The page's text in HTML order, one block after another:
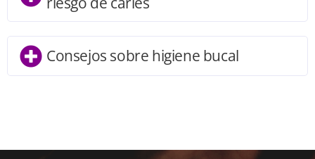
Consejos sobre higiene bucal